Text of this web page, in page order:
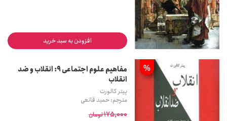
افزودن به سبد خرید
%
مفاهیم علوم اجتماعی 9: انقلاب و ضد
انقلاب
پیتر کالورت
مترجم: حمید قانعی
175,000تومان